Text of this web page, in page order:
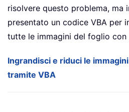
risolvere questo problema, ma
presentato un codice VBA per
tutte le immagini del foglio con
Ingrandisci e riduci le
tramite VBA